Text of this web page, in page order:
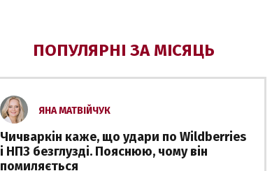
ПОПУЛЯРНІ ЗА МІСЯЦЬ
ЯНА МАТВІЙЧУК
Чичваркін каже, що удари по Wildberries
і НПЗ безглузді. Пояснюю, чому він
помиляється